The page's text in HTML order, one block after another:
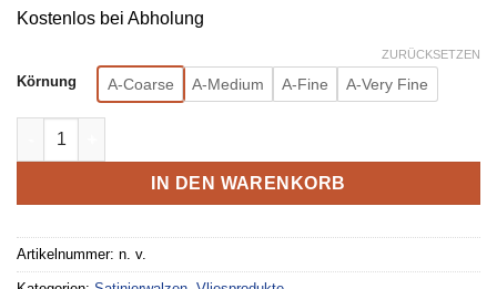
Kostenlos bei Abholung
Körnung A-Coarse A-Medium A-Fine A-Very Fine
ZURÜCKSETZEN
Super-Vlies-Walzen für Edelstahl-Flächenschliff
IN DEN WARENKORB
Artikelnummer: n. v.